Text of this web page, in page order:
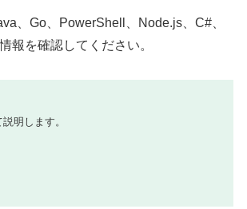
、Go、PowerShell、Node.js、C#、
報を確認してください。
明します。